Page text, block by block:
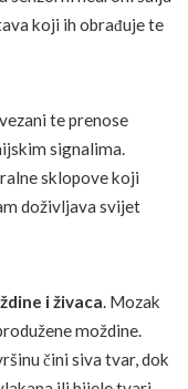
koji ih obrađuje te
te prenose
signalima.
sklopove koji
doživljava svijet
i živaca. Mozak
moždine.
čini siva tvar, dok